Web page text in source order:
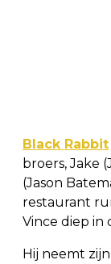
Black Rabbit
broers, Jake
(Jason
restaurant
Vince diep in
Hij neemt